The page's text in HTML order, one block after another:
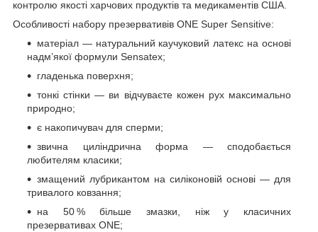
контролю якості харчових продуктів та медикаментів США.
Особливості набору презервативів ONE Super Sensitive:
матеріал — натуральний каучуковий латекс на основі
надм’якої формули Sensatex;
гладенька поверхня;
тонкі стінки — ви відчуваєте кожен рух максимально
природно;
є накопичувач для сперми;
звична циліндрична форма — сподобається
любителям класики;
змащений лубрикантом на силіконовій основі — для
тривалого ковзання;
на 50 % більше змазки, ніж у класичних
презервативах ONE;